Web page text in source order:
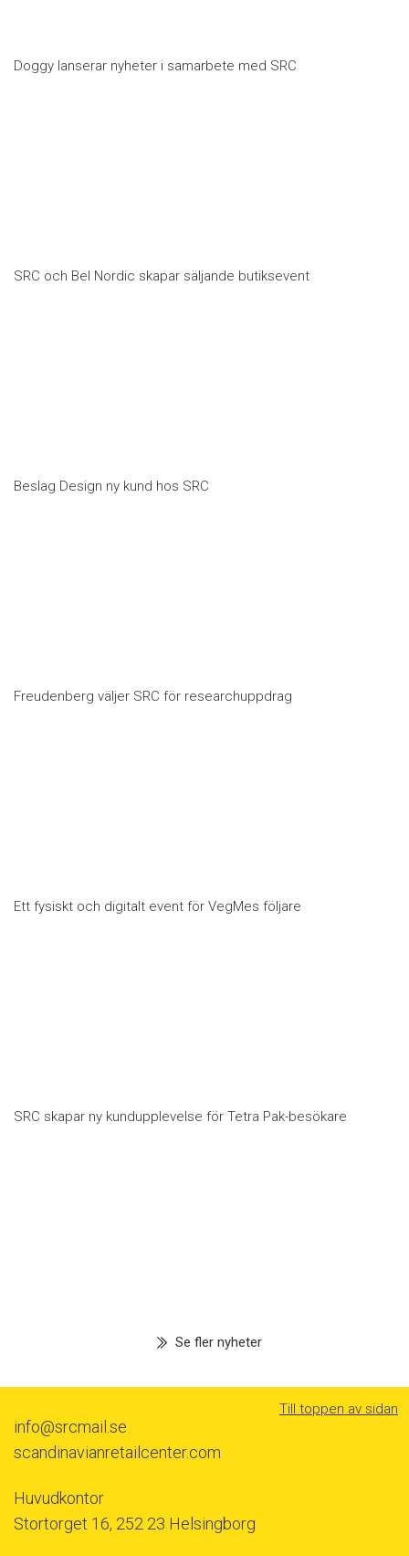
Doggy lanserar nyheter i samarbete med SRC
SRC och Bel Nordic skapar säljande butiksevent
Beslag Design ny kund hos SRC
Freudenberg väljer SRC för researchuppdrag
Ett fysiskt och digitalt event för VegMes följare
SRC skapar ny kundupplevelse för Tetra Pak-besökare
Se fler nyheter
info@srcmail.se
scandinavianretailcenter.com
Huvudkontor
Stortorget 16, 252 23 Helsingborg
Till toppen av sidan